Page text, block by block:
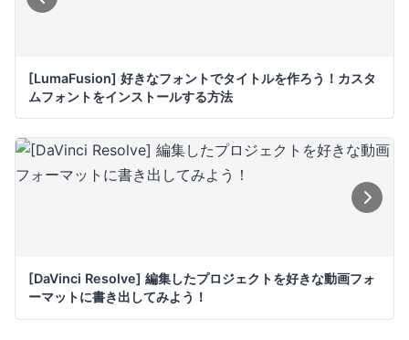
[LumaFusion] 好きなフォントでタイトルを作ろう！カスタ
ムフォントをインストールする方法
[DaVinci Resolve] 編集したプロジェクトを好きな動画フォ
ーマットに書き出してみよう！